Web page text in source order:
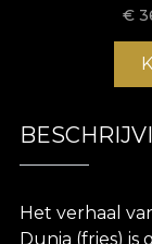
€
Het verhaal
Dunia (fries) is